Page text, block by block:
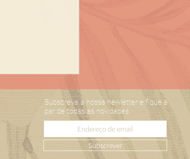
Subscreva a nossa newletter e fique a
par de todas as novidades
Subscrever